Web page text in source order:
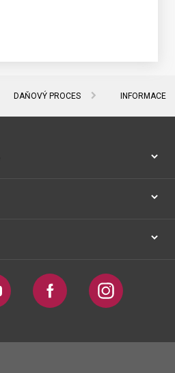
DAŇOVÝ PROCES INFORMACE
Facebook Instagram